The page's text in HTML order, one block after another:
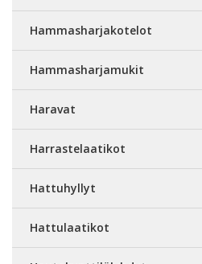
Hammasharjakotelot
Hammasharjamukit
Haravat
Harrastelaatikot
Hattuhyllyt
Hattulaatikot